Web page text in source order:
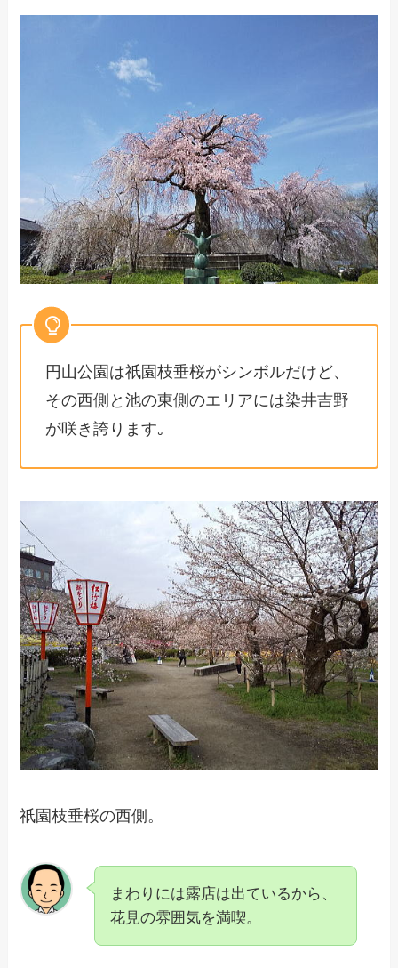
円山公園は祇園枝垂桜がシンボルだけど、
その西側と池の東側のエリアには染井吉野
が咲き誇ります｡
祇園枝垂桜の西側。
まわりには露店は出ているから、
花見の雰囲気を満喫。